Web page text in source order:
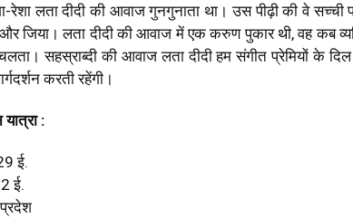
रेशा लता दीदी की आवाज गुनगुनाता था। उस पीढ़ी की वे सच्ची
जिया। लता दीदी की आवाज में एक करुण पुकार थी, वह कब
सहस्राब्दी की आवाज लता दीदी हम संगीत प्रेमियों के
करती रहेंगी।
:
ई.
ई.